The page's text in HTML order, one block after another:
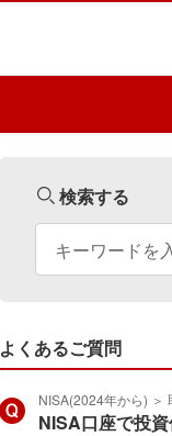
検索する
よくあるご質問
NISA(2024年から) ＞
NISA口座で投